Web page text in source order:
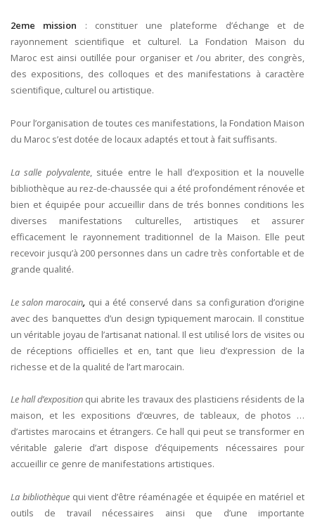
2eme mission : constituer une plateforme d’échange et de
rayonnement scientifique et culturel. La Fondation Maison du
Maroc est ainsi outillée pour organiser et /ou abriter, des congrès,
des expositions, des colloques et des manifestations à caractère
scientifique, culturel ou artistique.
Pour l’organisation de toutes ces manifestations, la Fondation Maison
du Maroc s’est dotée de locaux adaptés et tout à fait suffisants.
La salle polyvalente, située entre le hall d’exposition et la nouvelle
bibliothèque au rez-de-chaussée qui a été profondément rénovée et
bien et équipée pour accueillir dans de trés bonnes conditions les
diverses manifestations culturelles, artistiques et assurer
efficacement le rayonnement traditionnel de la Maison. Elle peut
recevoir jusqu’à 200 personnes dans un cadre très confortable et de
grande qualité.
Le salon marocain, qui a été conservé dans sa configuration d’origine
avec des banquettes d’un design typiquement marocain. Il constitue
un véritable joyau de l’artisanat national. Il est utilisé lors de visites ou
de réceptions officielles et en, tant que lieu d’expression de la
richesse et de la qualité de l’art marocain.
Le hall d’exposition qui abrite les travaux des plasticiens résidents de la
maison, et les expositions d’œuvres, de tableaux, de photos …
d’artistes marocains et étrangers. Ce hall qui peut se transformer en
véritable galerie d’art dispose d’équipements nécessaires pour
accueillir ce genre de manifestations artistiques.
La bibliothèquequi vient d’être réaménagée et équipée en matériel et
outils de travail nécessaires ainsi que d’une importante